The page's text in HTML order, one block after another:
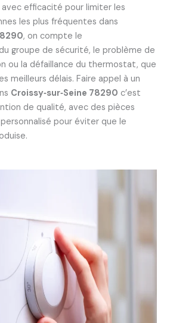
efficacité pour limiter les
les plus fréquentes dans
, on compte le
groupe de sécurité, le problème de
ou la défaillance du thermostat, que
meilleurs délais. Faire appel à un
Croissy‑sur‑Seine 78290 c’est
de qualité, avec des pièces
pour éviter que le